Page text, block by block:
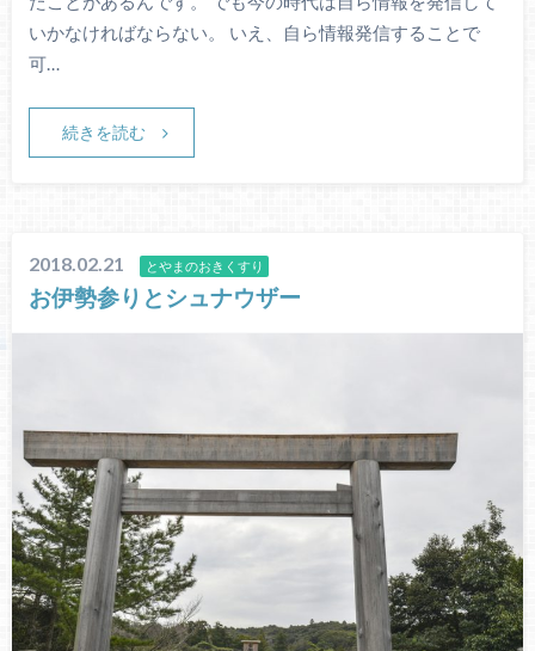
いかなければならない。 いえ、自ら情報発信することで
可…
続きを読む
2018.02.21 とやまのおきくすり
お伊勢参りとシュナウザー